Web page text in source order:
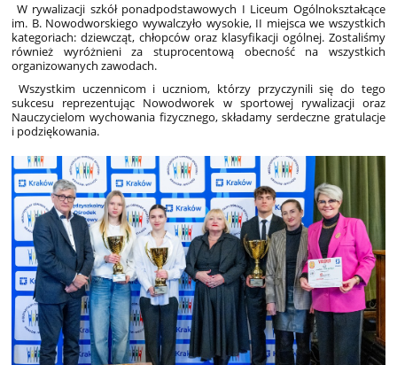
W rywalizacji szkół ponadpodstawowych I Liceum Ogólnokształcące
im. B. Nowodworskiego wywalczyło wysokie, II miejsca we wszystkich
kategoriach: dziewcząt, chłopców oraz klasyfikacji ogólnej. Zostaliśmy
również wyróżnieni za stuprocentową obecność na wszystkich
organizowanych zawodach.
Wszystkim uczennicom i uczniom, którzy przyczynili się do tego
sukcesu reprezentując Nowodworek w sportowej rywalizacji oraz
Nauczycielom wychowania fizycznego, składamy serdeczne gratulacje
i podziękowania.